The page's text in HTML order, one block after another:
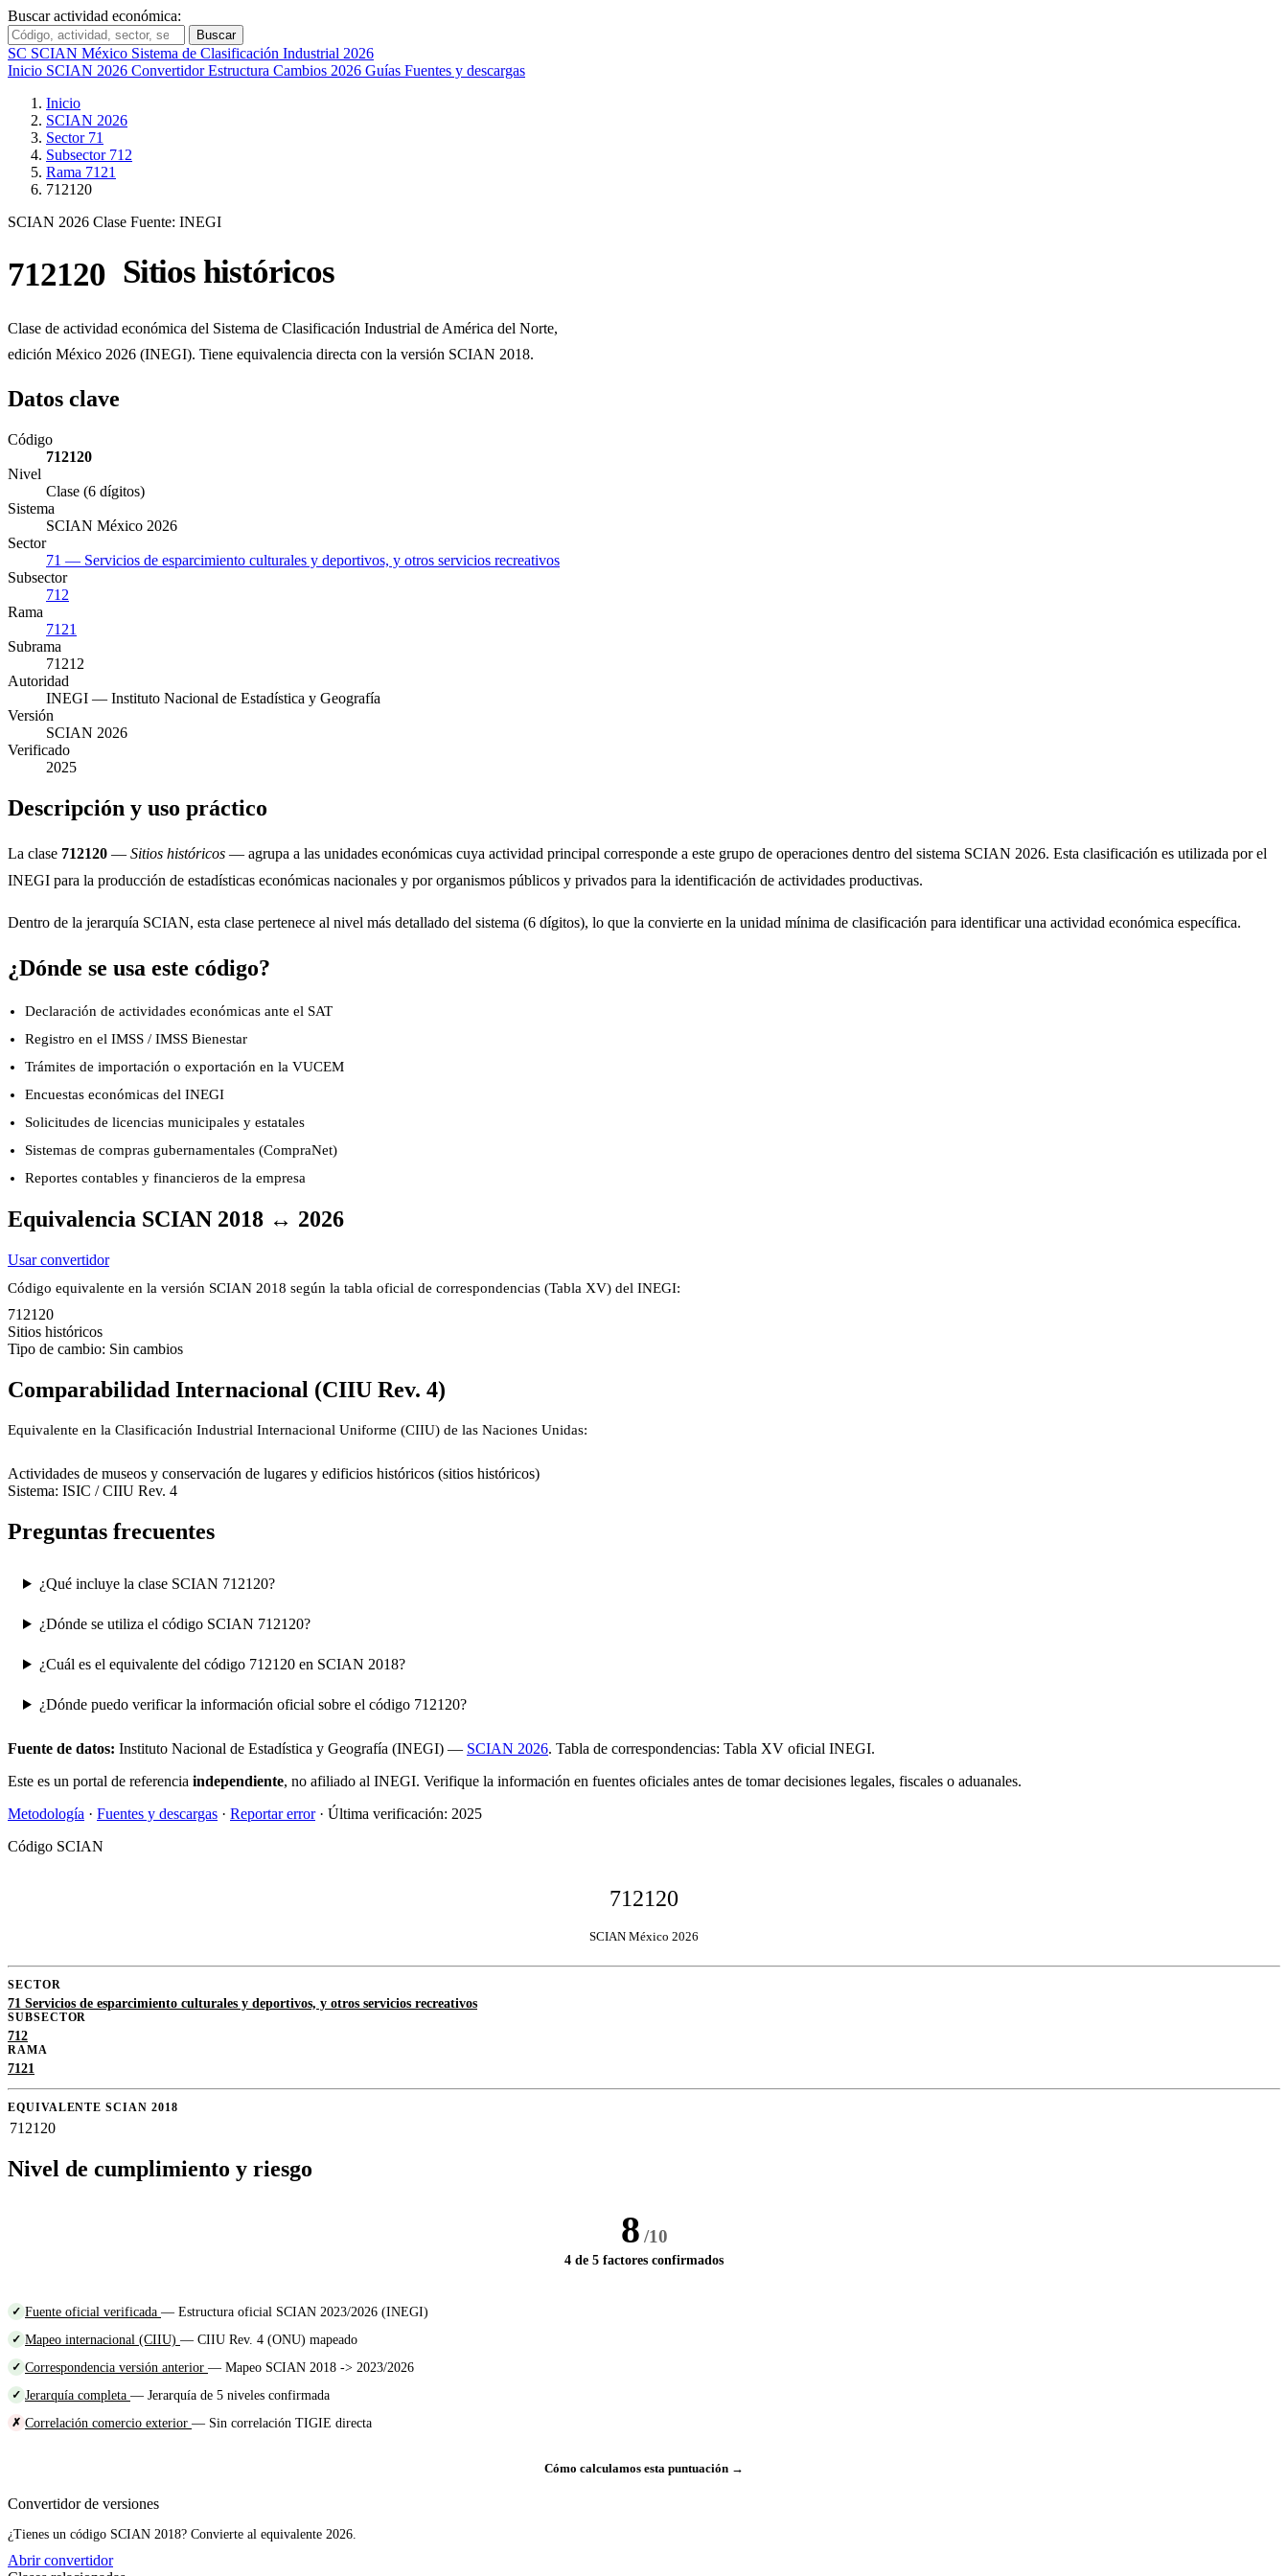
Buscar actividad económica:
Buscar
SC SCIAN México Sistema de Clasificación Industrial 2026
Inicio SCIAN 2026 ConvertidorEstructura Cambios 2026 Guías Fuentes y descargas
Inicio
SCIAN 2026
Sector 71
Subsector 712
Rama 7121
712120
SCIAN 2026 Clase Fuente: INEGI
712120 Sitios históricos
Clase de actividad económica del Sistema de Clasificación Industrial de América del Norte,
edición México 2026 (INEGI). Tiene equivalencia directa con la versión SCIAN 2018.
Datos clave
Código
712120
Nivel
Clase (6 dígitos)
Sistema
SCIAN México 2026
Sector
71 — Servicios de esparcimiento culturales y deportivos, y otros servicios recreativos
Subsector
712
Rama
7121
Subrama
71212
Autoridad
INEGI — Instituto Nacional de Estadística y Geografía
Versión
SCIAN 2026
Verificado
2025
Descripción y uso práctico
La clase 712120 — Sitios históricos — agrupa a las unidades económicas cuya actividad principal corresponde a este grupo de operaciones dentro del sistema SCIAN 2026. Esta clasificación es utilizada por el
INEGI para la producción de estadísticas económicas nacionales y por organismos públicos y privados para la identificación de actividades productivas.
Dentro de la jerarquía SCIAN, esta clase pertenece al nivel más detallado del sistema (6 dígitos), lo que la convierte en la unidad mínima de clasificación para identificar una actividad económica específica.
¿Dónde se usa este código?
Declaración de actividades económicas ante el SAT
Registro en el IMSS / IMSS Bienestar
Trámites de importación o exportación en la VUCEM
Encuestas económicas del INEGI
Solicitudes de licencias municipales y estatales
Sistemas de compras gubernamentales (CompraNet)
Reportes contables y financieros de la empresa
Equivalencia SCIAN 2018 ↔ 2026
Usar convertidor
Código equivalente en la versión SCIAN 2018 según la tabla oficial de correspondencias (Tabla XV) del INEGI:
712120
Sitios históricos
Tipo de cambio: Sin cambios
Comparabilidad Internacional (CIIU Rev. 4)
Equivalente en la Clasificación Industrial Internacional Uniforme (CIIU) de las Naciones Unidas:
Actividades de museos y conservación de lugares y edificios históricos (sitios históricos)
Sistema: ISIC / CIIU Rev. 4
Preguntas frecuentes
¿Qué incluye la clase SCIAN 712120?
¿Dónde se utiliza el código SCIAN 712120?
¿Cuál es el equivalente del código 712120 en SCIAN 2018?
¿Dónde puedo verificar la información oficial sobre el código 712120?
Fuente de datos: Instituto Nacional de Estadística y Geografía (INEGI) — SCIAN 2026. Tabla de correspondencias: Tabla XV oficial INEGI.
Este es un portal de referencia independiente, no afiliado al INEGI. Verifique la información en fuentes oficiales antes de tomar decisiones legales, fiscales o aduanales.
Metodología · Fuentes y descargas · Reportar error· Última verificación: 2025
Código SCIAN
712120
SCIAN México 2026
SECTOR
71 Servicios de esparcimiento culturales y deportivos, y otros servicios recreativos
SUBSECTOR
712
RAMA
7121
EQUIVALENTE SCIAN 2018
712120
Nivel de cumplimiento y riesgo
8 /10
4 de 5 factores confirmados
✓ Fuente oficial verificada — Estructura oficial SCIAN 2023/2026 (INEGI)
✓ Mapeo internacional (CIIU) — CIIU Rev. 4 (ONU) mapeado
✓ Correspondencia versión anterior — Mapeo SCIAN 2018 -> 2023/2026
✓ Jerarquía completa — Jerarquía de 5 niveles confirmada
✗ Correlación comercio exterior — Sin correlación TIGIE directa
Cómo calculamos esta puntuación →
Convertidor de versiones
¿Tienes un código SCIAN 2018? Convierte al equivalente 2026.
Abrir convertidor